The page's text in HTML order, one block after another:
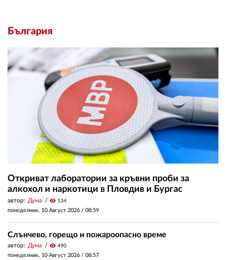
България
Откриват лаборатории за кръвни проби за
алкохол и наркотици в Пловдив и Бургас
автор: Дума visibility 534
понеделник, 10 Август 2026 / 08:59
Слънчево, горещо и пожароопасно време
автор: Дума visibility 490
понеделник, 10 Август 2026 / 08:57